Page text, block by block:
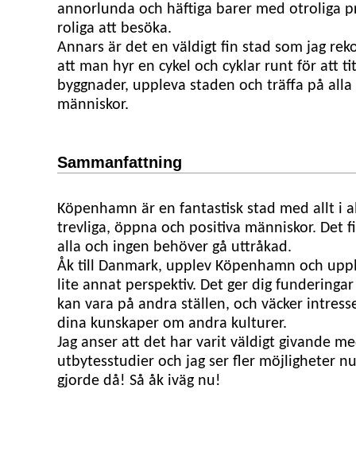
annorlunda och häftiga barer med otroliga
roliga att besöka.
Annars är det en väldigt fin stad som jag
att man hyr en cykel och cyklar runt för att
byggnader, uppleva staden och träffa på
människor.
Sammanfattning
Köpenhamn är en fantastisk stad med allt i
trevliga, öppna och positiva människor. Det
alla och ingen behöver gå uttråkad.
Åk till Danmark, upplev Köpenhamn och
lite annat perspektiv. Det ger dig
kan vara på andra ställen, och väcker
dina kunskaper om andra kulturer.
Jag anser att det har varit väldigt givande
utbytesstudier och jag ser fler möjligheter
gjorde då! Så åk iväg nu!